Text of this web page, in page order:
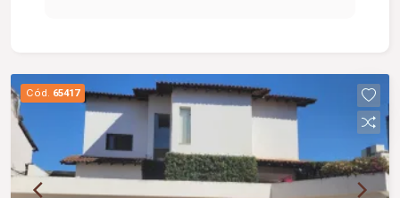
Cód. 65417